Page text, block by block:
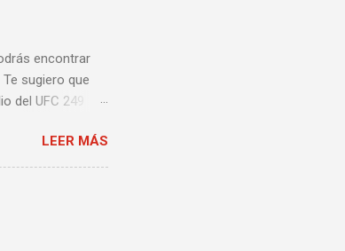
encontrar
sugiero que
del UFC 249
LEER MÁS